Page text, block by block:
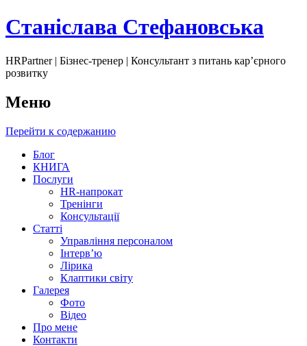
Станіслава Стефановська
HRPartner | Бізнес-тренер | Консультант з питань карʼєрного
розвитку
Меню
Перейти к содержанию
Блог
КНИГА
Послуги
HR-напрокат
Тренінги
Консультації
Статті
Управління персоналом
Інтервʼю
Лірика
Клаптики світу
Галерея
Фото
Відео
Про мене
Контакти